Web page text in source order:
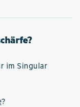
im Singular
?